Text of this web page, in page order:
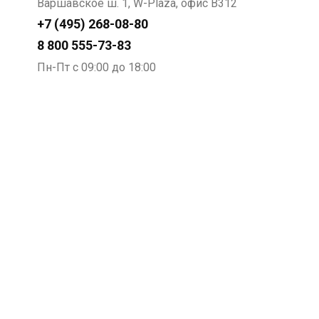
самостоятельно разрабатывать программы
инструктажей и обучения для персонала.
Варшавское ш. 1, W-Plaza, офис В312
+7 (495) 268-08-80
8 800 555-73-83
Пн-Пт с 09:00 до 18:00